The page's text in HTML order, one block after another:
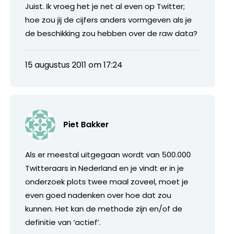
Juist. Ik vroeg het je net al even op Twitter;
hoe zou jij de cijfers anders vormgeven als je
de beschikking zou hebben over de raw data?
15 augustus 2011 om 17:24
Piet Bakker
Als er meestal uitgegaan wordt van 500.000
Twitteraars in Nederland en je vindt er in je
onderzoek plots twee maal zoveel, moet je
even goed nadenken over hoe dat zou
kunnen. Het kan de methode zijn en/of de
definitie van ‘actief’.